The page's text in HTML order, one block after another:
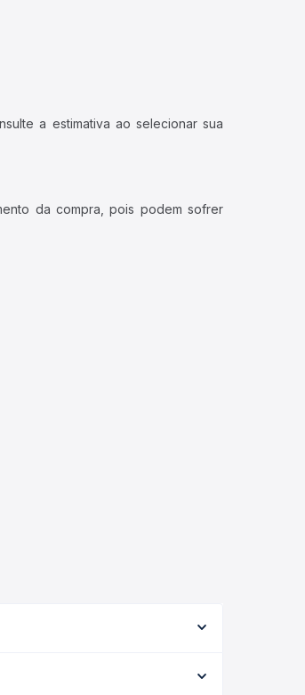
a estimativa ao selecionar sua
da compra, pois podem sofrer